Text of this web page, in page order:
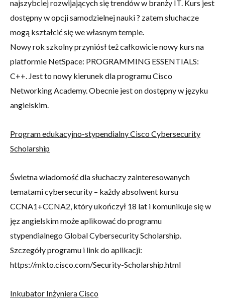
najszybciej rozwijających się trendów w branży IT. Kurs jest
dostępny w opcji samodzielnej nauki ? zatem słuchacze
mogą kształcić się we własnym tempie.
Nowy rok szkolny przyniósł też całkowicie nowy kurs na
platformie NetSpace: PROGRAMMING ESSENTIALS:
C++. Jest to nowy kierunek dla programu Cisco
Networking Academy. Obecnie jest on dostępny w języku
angielskim.
Program edukacyjno-stypendialny Cisco Cybersecurity
Scholarship
Świetna wiadomość dla słuchaczy zainteresowanych
tematami cybersecurity – każdy absolwent kursu
CCNA1+CCNA2, który ukończył 18 lat i komunikuje się w
jęz angielskim może aplikować do programu
stypendialnego Global Cybersecurity Scholarship.
Szczegóły programu i link do aplikacji:
https://mkto.cisco.com/Security-Scholarship.html
Inkubator Inżyniera Cisco